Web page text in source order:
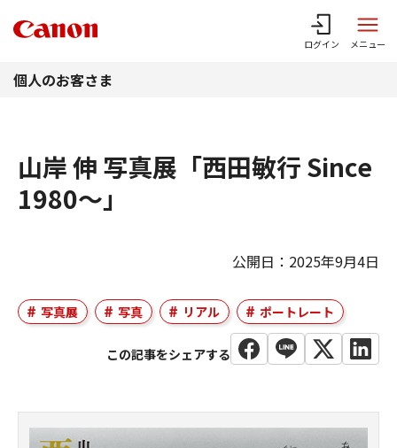
ログイン メニュー
個人のお客さま
山岸 伸 写真展「西田敏行 Since
1980～」
公開日：2025年9月4日
写真展 写真 リアル ポートレート